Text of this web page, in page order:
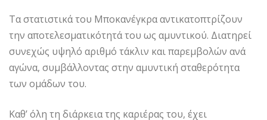
Τα στατιστικά του Μποκανέγκρα αντικατοπτρίζουν
την αποτελεσματικότητά του ως αμυντικού. Διατηρεί
συνεχώς υψηλό αριθμό τάκλιν και παρεμβολών ανά
αγώνα, συμβάλλοντας στην αμυντική σταθερότητα
των ομάδων του.
Καθ’ όλη τη διάρκεια της καριέρας του, έχει